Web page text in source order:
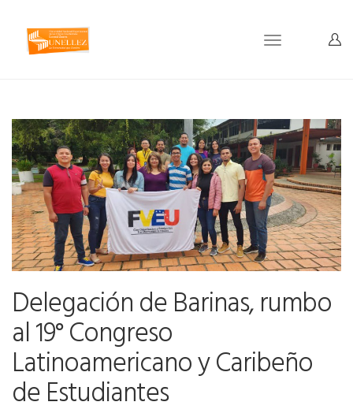
Toggle
Delegación de Barinas, rumbo
al 19° Congreso
Latinoamericano y Caribeño
de Estudiantes